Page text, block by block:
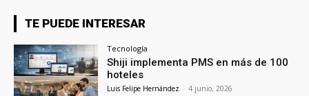
TE PUEDE INTERESAR
Tecnología
Shiji implementa PMS en más de 100
hoteles
Luis Felipe Hernández - 4 junio, 2026